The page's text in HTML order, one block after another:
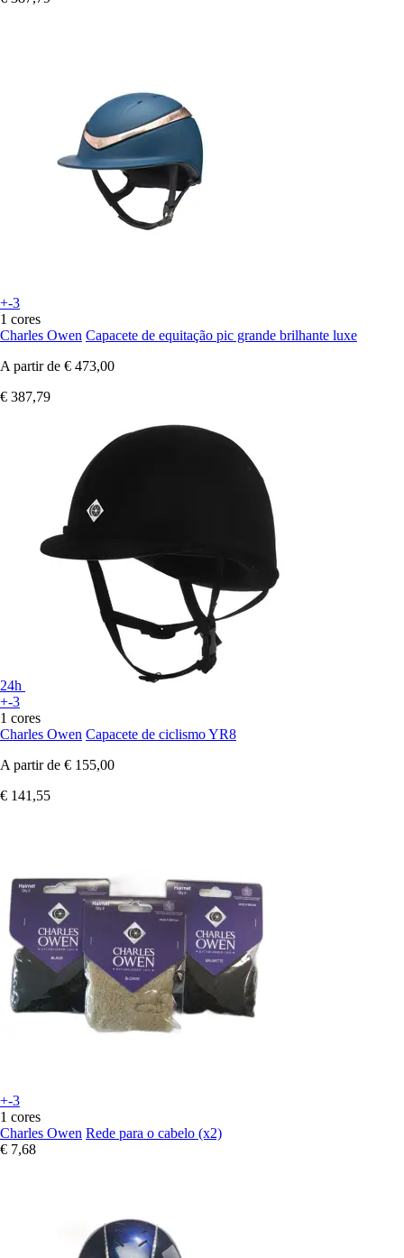
+-3
1 cores
Charles Owen Capacete de equitação pic grande brilhante luxe
A partir de € 473,00
€ 387,79
24h
+-3
1 cores
Charles Owen Capacete de ciclismo YR8
A partir de € 155,00
€ 141,55
+-3
1 cores
Charles Owen Rede para o cabelo (x2)
€ 7,68